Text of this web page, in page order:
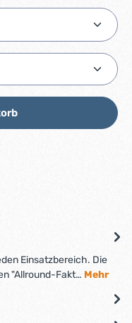
Wert ein
Einsatzbereich. Die
"Allround-Fakt… Mehr